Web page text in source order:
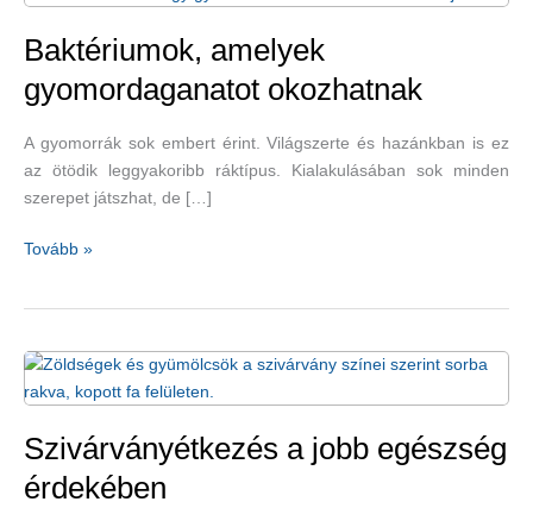
Baktériumok, amelyek
gyomordaganatot okozhatnak
A gyomorrák sok embert érint. Világszerte és hazánkban is ez
az ötödik leggyakoribb ráktípus. Kialakulásában sok minden
szerepet játszhat, de […]
Baktériumok,
Tovább »
Szivárványétkezés a jobb egészség
érdekében